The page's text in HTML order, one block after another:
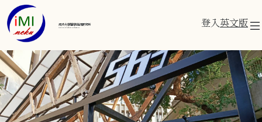
成功大學醫學資訊研究所
Institute of Medical Informatics 登入英文版